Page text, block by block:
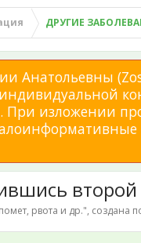
ДРУГИЕ
Анатольевны
При изложении
рвота и др.", создана